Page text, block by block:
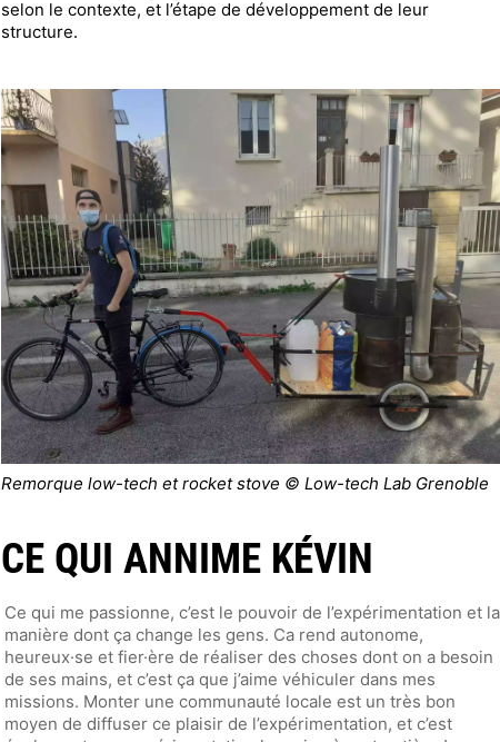
selon le contexte, et l’étape de développement de leur
structure.
Remorque low-tech et rocket stove © Low-tech Lab Grenoble
CE QUI ANNIME KÉVIN
Ce qui me passionne, c’est le pouvoir de l’expérimentation et la
manière dont ça change les gens. Ca rend autonome,
heureux·se et fier·ère de réaliser des choses dont on a besoin
de ses mains, et c’est ça que j’aime véhiculer dans mes
missions. Monter une communauté locale est un très bon
moyen de diffuser ce plaisir de l’expérimentation, et c’est